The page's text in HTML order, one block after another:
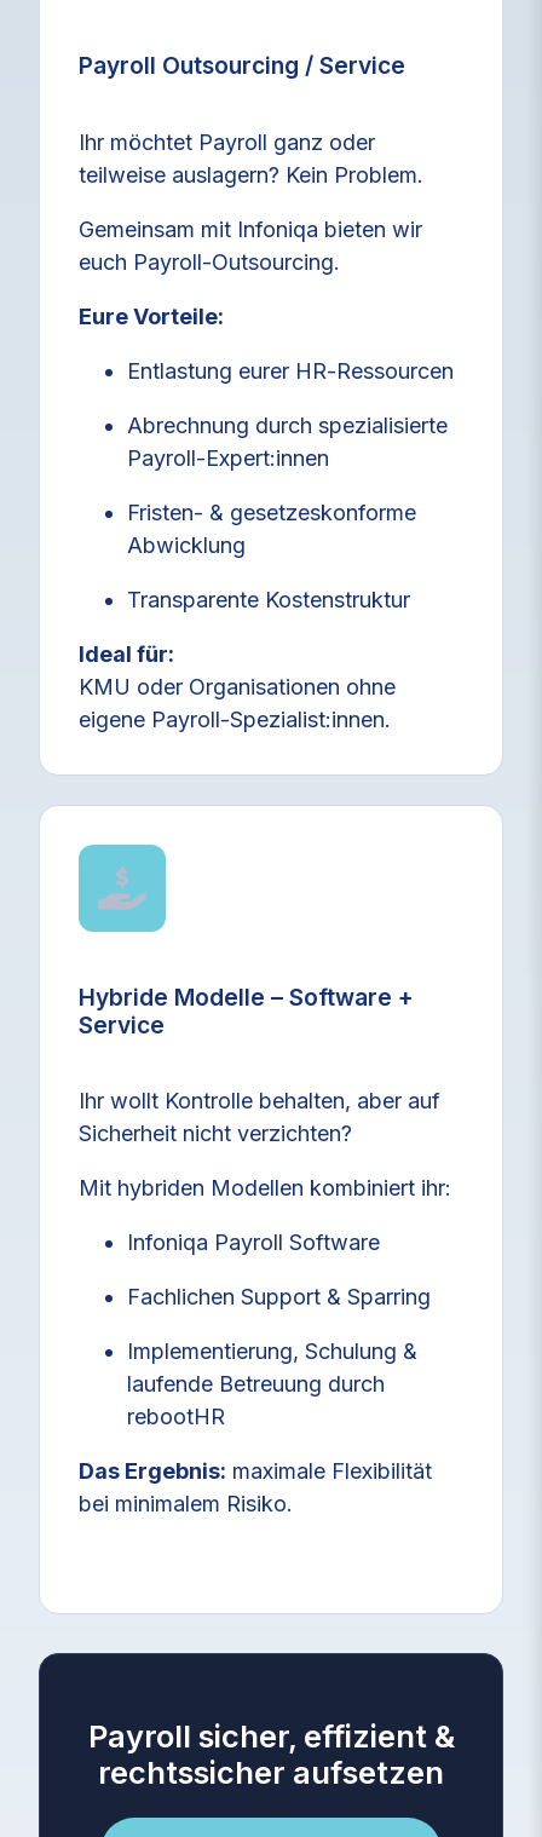
Payroll Outsourcing / Service
Ihr möchtet Payroll ganz oder
teilweise auslagern? Kein Problem.
Gemeinsam mit Infoniqa bieten wir
euch Payroll‑Outsourcing.
Eure Vorteile:
Entlastung eurer HR‑Ressourcen
Abrechnung durch spezialisierte
Payroll‑Expert:innen
Fristen‑ & gesetzeskonforme
Abwicklung
Transparente Kostenstruktur
Ideal für:
KMU oder Organisationen ohne
eigene Payroll‑Spezialist:innen.
Hybride Modelle – Software +
Service
Ihr wollt Kontrolle behalten, aber auf
Sicherheit nicht verzichten?
Mit hybriden Modellen kombiniert ihr:
Infoniqa Payroll Software
Fachlichen Support & Sparring
Implementierung, Schulung &
laufende Betreuung durch
rebootHR
Das Ergebnis: maximale Flexibilität
bei minimalem Risiko.
Payroll sicher, effizient &
rechtssicher aufsetzen